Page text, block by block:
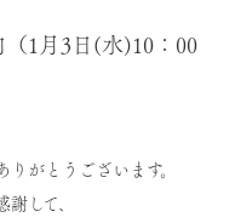
1月3日(水)10：00
がとうございます。
して、